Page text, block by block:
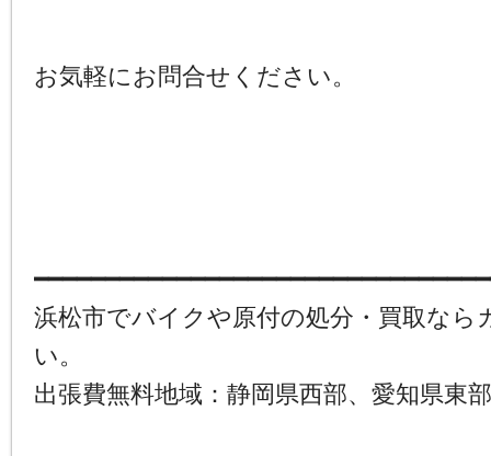
お気軽にお問合せください。
浜松市でバイクや原付の処分・買取なら
い。
出張費無料地域：静岡県西部、愛知県東部